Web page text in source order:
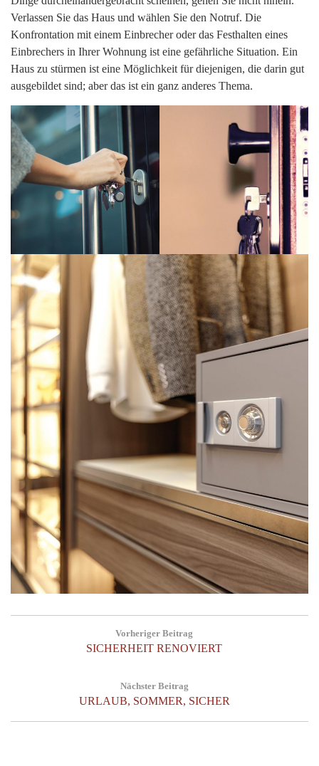
Verlassen Sie das Haus und wählen Sie den Notruf. Die
Konfrontation mit einem Einbrecher oder das Festhalten eines
Einbrechers in Ihrer Wohnung ist eine gefährliche Situation. Ein
Haus zu stürmen ist eine Möglichkeit für diejenigen, die darin gut
ausgebildet sind; aber das ist ein ganz anderes Thema.
Vorheriger Beitrag
Previous
SICHERHEIT RENOVIERT
Nächster Beitrag
Next
URLAUB, SOMMER, SICHER